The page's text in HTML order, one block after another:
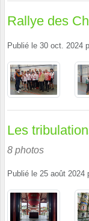
Rallye des
Publié le 30 oct. 2024
Les
8 photos
Publié le 25 août 2024